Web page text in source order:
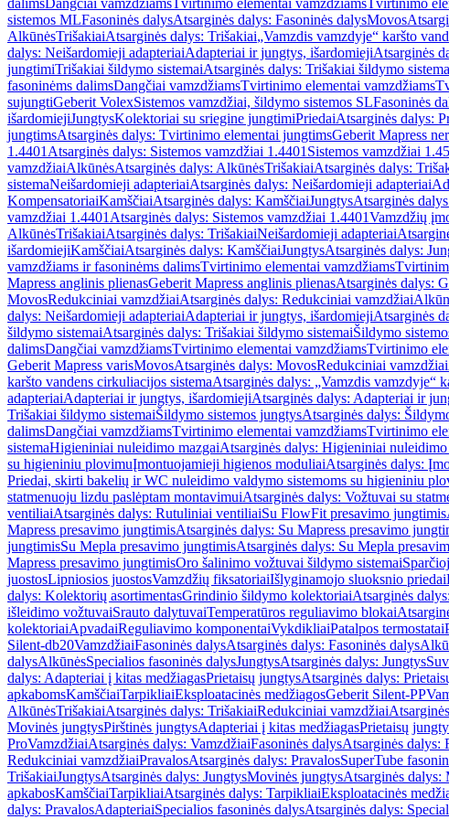
dalims Dangčiai vamzdžiams Tvirtinimo elementai vamzdžiams Tvirtinimo
sistemos MLFasoninės dalysAtsarginės dalys: Fasoninės dalysMovos
AlkūnėsTrišakiaiAtsarginės dalys: Trišakiai„Vamzdis vamzdyje“ karšto
dalys: Neišardomieji adapteriaiAdapteriai ir jungtys, išardomiejiAtsarginės
jungtimiTrišakiai šildymo sistemaiAtsarginės dalys: Trišakiai šildymo
fasoninėms dalimsDangčiai vamzdžiamsTvirtinimo elementai vamzdžiams
sujungtiGeberit VolexSistemos vamzdžiai, šildymo sistemos SLFasoninės
išardomiejiJungtysKolektoriai su sriegine jungtimiPriedaiAtsarginės dalys:
jungtimsAtsarginės dalys: Tvirtinimo elementai jungtimsGeberit Mapress
1.4401 Atsarginės dalys: Sistemos vamzdžiai 1.4401 Sistemos vamzdžiai
vamzdžiaiAlkūnėsAtsarginės dalys: AlkūnėsTrišakiaiAtsarginės dalys:
sistemaNeišardomieji adapteriaiAtsarginės dalys: Neišardomieji adapteriai
KompensatoriaiKamščiaiAtsarginės dalys: KamščiaiJungtysAtsarginės
vamzdžiai 1.4401 Atsarginės dalys: Sistemos vamzdžiai 1.4401Vamzdžių
AlkūnėsTrišakiaiAtsarginės dalys: TrišakiaiNeišardomieji adapteriai
išardomiejiKamščiaiAtsarginės dalys: KamščiaiJungtysAtsarginės dalys:
vamzdžiams ir fasoninėms dalimsTvirtinimo elementai vamzdžiams
Mapress anglinis plienasGeberit Mapress anglinis plienasAtsarginės dalys:
MovosRedukciniai vamzdžiaiAtsarginės dalys: Redukciniai vamzdžiai
dalys: Neišardomieji adapteriaiAdapteriai ir jungtys, išardomiejiAtsarginės
šildymo sistemaiAtsarginės dalys: Trišakiai šildymo sistemaiŠildymo
dalimsDangčiai vamzdžiamsTvirtinimo elementai vamzdžiamsTvirtinimo
Geberit Mapress varisMovosAtsarginės dalys: MovosRedukciniai vamzdžiai
karšto vandens cirkuliacijos sistemaAtsarginės dalys: „Vamzdis vamzdyje“
adapteriaiAdapteriai ir jungtys, išardomiejiAtsarginės dalys: Adapteriai ir
Trišakiai šildymo sistemaiŠildymo sistemos jungtysAtsarginės dalys:
dalimsDangčiai vamzdžiamsTvirtinimo elementai vamzdžiamsTvirtinimo
sistemaHigieniniai nuleidimo mazgaiAtsarginės dalys: Higieniniai nuleidimo
su higieniniu plovimuĮmontuojamieji higienos moduliaiAtsarginės dalys:
Priedai, skirti bakelių ir WC nuleidimo valdymo sistemoms su higieniniu
statmenuoju lizdu paslėptam montavimuiAtsarginės dalys: Vožtuvai su
ventiliaiAtsarginės dalys: Rutuliniai ventiliaiSu FlowFit presavimo jungtimis
Mapress presavimo jungtimisAtsarginės dalys: Su Mapress presavimo
jungtimisSu Mepla presavimo jungtimisAtsarginės dalys: Su Mepla
Mapress presavimo jungtimisOro šalinimo vožtuvai šildymo sistemai
juostosLipniosios juostosVamzdžių fiksatoriaiIšlyginamojo sluoksnio priedai
dalys: Kolektorių asortimentasGrindinio šildymo kolektoriaiAtsarginės
išleidimo vožtuvaiSrauto dalytuvaiTemperatūros reguliavimo blokai
kolektoriaiApvadaiReguliavimo komponentaiVykdikliaiPatalpos termostatai
Silent-db20VamzdžiaiFasoninės dalysAtsarginės dalys: Fasoninės dalys
dalysAlkūnėsSpecialios fasoninės dalysJungtysAtsarginės dalys: Jungtys
dalys: Adapteriai į kitas medžiagasPrietaisų jungtysAtsarginės dalys:
apkabomsKamščiaiTarpikliaiEksploatacinės medžiagosGeberit Silent-PP
AlkūnėsTrišakiaiAtsarginės dalys: TrišakiaiRedukciniai vamzdžiai
Movinės jungtysPirštinės jungtysAdapteriai į kitas medžiagasPrietaisų
ProVamzdžiaiAtsarginės dalys: VamzdžiaiFasoninės dalysAtsarginės dalys:
Redukciniai vamzdžiaiPravalosAtsarginės dalys: PravalosSuperTube
TrišakiaiJungtysAtsarginės dalys: JungtysMovinės jungtysAtsarginės dalys:
apkabosKamščiaiTarpikliaiAtsarginės dalys: TarpikliaiEksploatacinės
dalys: PravalosAdapteriaiSpecialios fasoninės dalysAtsarginės dalys: